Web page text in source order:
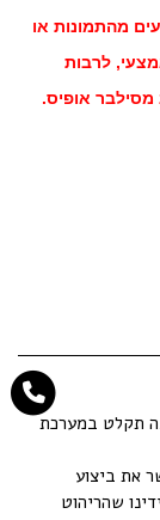
מהתמונות או
לרבות
מסילבר אופיס.
תקלט במערכת
את ביצוע
שהריהוט